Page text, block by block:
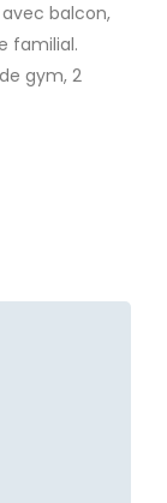
avec balcon,
familial.
gym, 2